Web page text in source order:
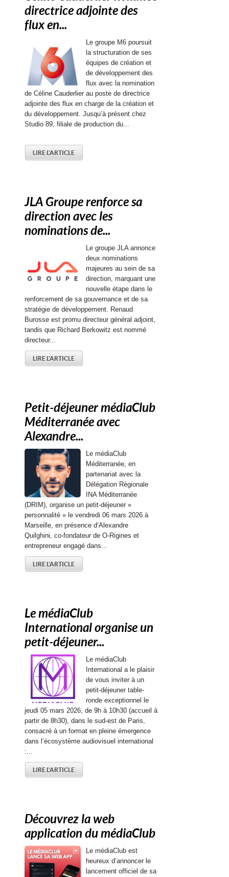
directrice adjointe des
flux en...
Le groupe M6 poursuit
la structuration de ses
équipes de création et
de développement des
flux avec la nomination
de Céline Cauderlier au poste de directrice
adjointe des flux en charge de la création et
du développement. Jusqu’à présent chez
Studio 89, filiale de production du...
LIRE L'ARTICLE
JLA Groupe renforce sa
direction avec les
nominations de...
Le groupe JLA annonce
deux nominations
majeures au sein de sa
direction, marquant une
nouvelle étape dans le
renforcement de sa gouvernance et de sa
stratégie de développement. Renaud
Burosse est promu directeur général adjoint,
tandis que Richard Berkowitz est nommé
directeur...
LIRE L'ARTICLE
Petit-déjeuner médiaClub
Méditerranée avec
Alexandre...
Le médiaClub
Méditerranée, en
partenariat avec la
Délégation Régionale
INA Méditerranée
(DRIM), organise un petit-déjeuner «
personnalité » le vendredi 06 mars 2026 à
Marseille, en présence d’Alexandre
Quilghini, co-fondateur de O-Rigines et
entrepreneur engagé dans...
LIRE L'ARTICLE
Le médiaClub
International organise un
petit-déjeuner...
Le médiaClub
International a le plaisir
de vous inviter à un
petit-déjeuner table-
ronde exceptionnel le
jeudi 05 mars 2026, de 9h à 10h30 (accueil à
partir de 8h30), dans le sud-est de Paris,
consacré à un format en pleine émergence
dans l’écosystème audiovisuel international
:...
LIRE L'ARTICLE
Découvrez la web
application du médiaClub
Le médiaClub est
heureux d’annoncer le
lancement officiel de sa